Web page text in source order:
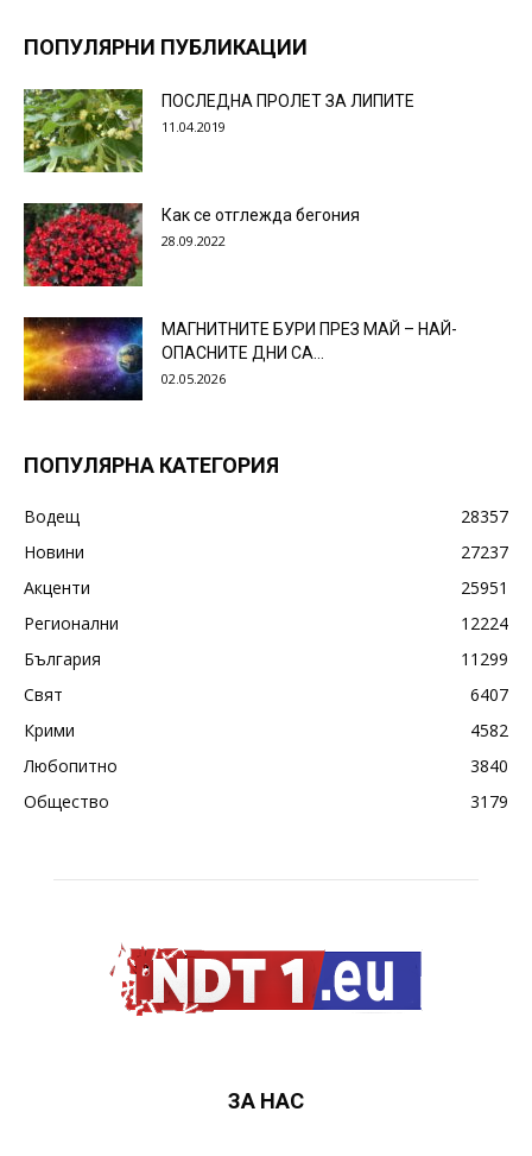
ПОПУЛЯРНИ ПУБЛИКАЦИИ
ПОСЛЕДНА ПРОЛЕТ ЗА ЛИПИТЕ
11.04.2019
Как се отглежда бегония
28.09.2022
МАГНИТНИТЕ БУРИ ПРЕЗ МАЙ – НАЙ-
ОПАСНИТЕ ДНИ СА…
02.05.2026
ПОПУЛЯРНА КАТЕГОРИЯ
Водещ
28357
Новини
27237
Акценти
25951
Регионални
12224
България
11299
Свят
6407
Крими
4582
Любопитно
3840
Общество
3179
ЗА НАС